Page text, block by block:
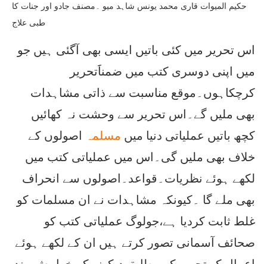
حکیم المیوات قاری محمد یونس شاہد میو ۔مصنف جادو اور جنات کا
طبی علاج
اس تحریر میں کئی باتیں ایسی بھی آگئی ہیں جو
میں اپنی دوسری کتب میں ضمناََتحریر
کرچکاہوں۔موقع مناسبت سے ذاتی مشاہدات
بھی ملیں گے۔اس تحریر سے وحشت نہ کھائیں
کچھ باتیں عملیاتی دنیا میں مسلمہ
اصولوں کے
خلاف بھی ملیں گی۔اس میں عملیاتی کتب میں
لکھے ہوئے نظریات۔قواعد۔اصولوں سے انحراف
بھی ملے گا ۔کیونکہ مشاہدات نے ان مسلمات کو
غلط ثابت کردیا ہے،جولوگ عملیاتی کتب کو
صحائف آسمانی تصور کرتے ہیں ان کے لکھے ہوئے